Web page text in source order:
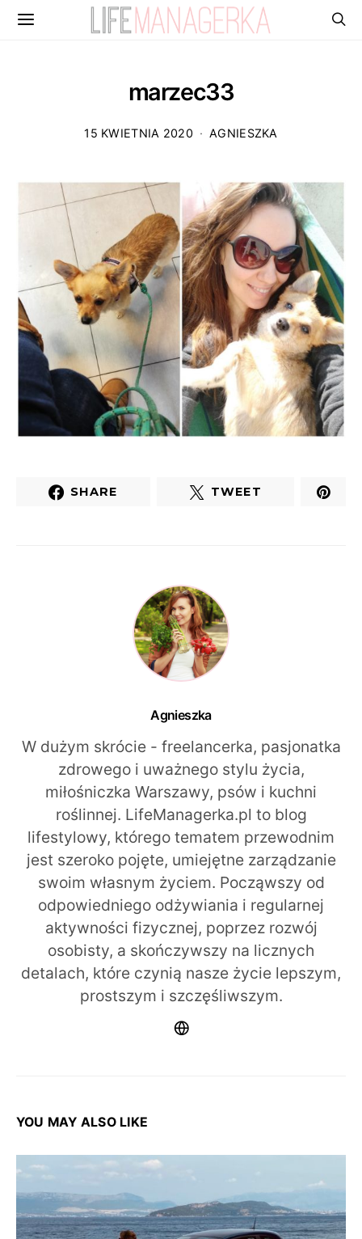
marzec33
15 KWIETNIA 2020 AGNIESZKA
SHARE TWEET
Agnieszka
W dużym skrócie - freelancerka, pasjonatka
zdrowego i uważnego stylu życia,
miłośniczka Warszawy, psów i kuchni
roślinnej. LifeManagerka.pl to blog
lifestylowy, którego tematem przewodnim
jest szeroko pojęte, umiejętne zarządzanie
swoim własnym życiem. Począwszy od
odpowiedniego odżywiania i regularnej
aktywności fizycznej, poprzez rozwój
osobisty, a skończywszy na licznych
detalach, które czynią nasze życie lepszym,
prostszym i szczęśliwszym.
YOU MAY ALSO LIKE